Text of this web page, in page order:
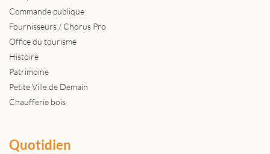
Commande publique
Fournisseurs / Chorus Pro
Office du tourisme
Histoire
Patrimoine
Petite Ville de Demain
Chaufferie bois
Quotidien